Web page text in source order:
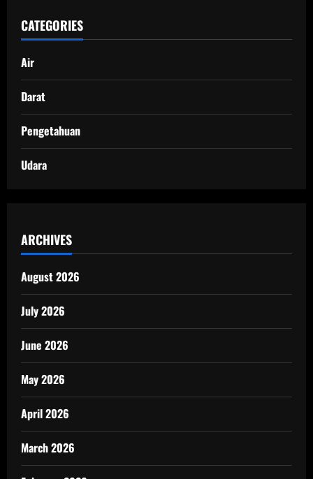
CATEGORIES
Air
Darat
Pengetahuan
Udara
ARCHIVES
August 2026
July 2026
June 2026
May 2026
April 2026
March 2026